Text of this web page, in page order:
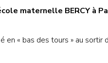
maternelle BERCY à
en « bas des tours » au